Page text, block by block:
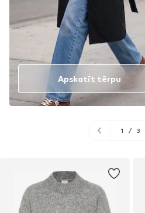
Apskatīt tērpu
1 / 3